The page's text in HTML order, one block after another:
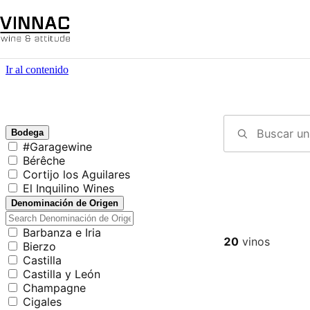
Ir al contenido
Bodega
#Garagewine
Bérêche
Cortijo los Aguilares
El Inquilino Wines
Denominación de Origen
Barbanza e Iria
Bierzo
Castilla
Castilla y León
Champagne
Cigales
20 vinos